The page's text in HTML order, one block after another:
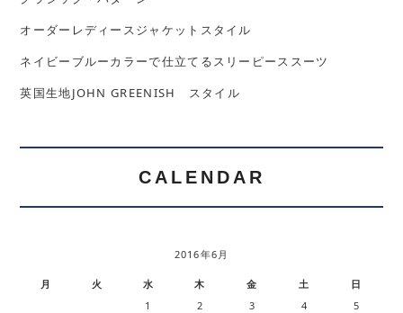
オーダーレディースジャケットスタイル
ネイビーブルーカラーで仕立てるスリーピーススーツ
英国生地JOHN GREENISH スタイル
CALENDAR
2016年6月
月 火 水 木 金 土 日
1 2 3 4
5